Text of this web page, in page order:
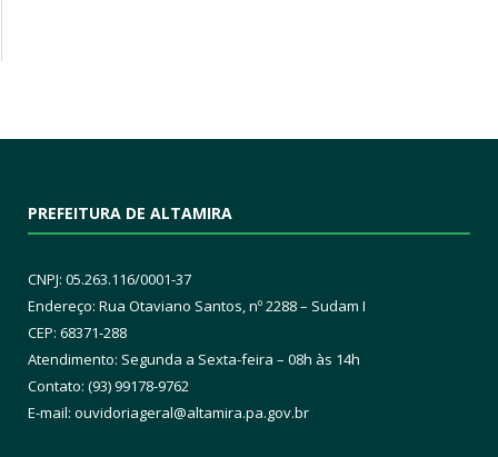
PREFEITURA DE ALTAMIRA
CNPJ: 05.263.116/0001-37
Endereço: Rua Otaviano Santos, nº 2288 – Sudam I
CEP: 68371-288
Atendimento: Segunda a Sexta-feira – 08h às 14h
Contato: (93) 99178-9762
E-mail: ouvidoriageral@altamira.pa.gov.br